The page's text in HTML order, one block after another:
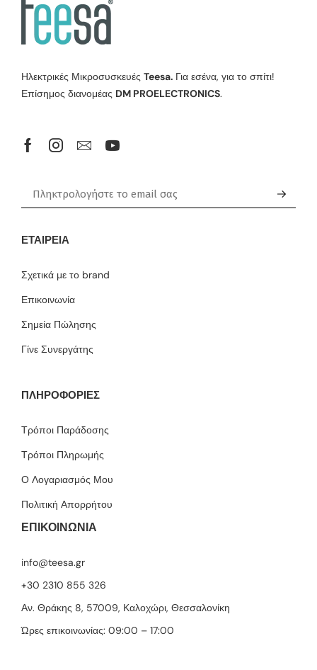
Ηλεκτρικές Μικροσυσκευές Teesa. Για εσένα, για το σπίτι!
Επίσημος διανομέας DM PROELECTRONICS.
ΕΤΑΙΡΕΊΑ
Σχετικά με το brand
Επικοινωνία
Σημεία Πώλησης
Γίνε Συνεργάτης
ΠΛΗΡΟΦΟΡΙΕΣ
Τρόποι Παράδοσης
Τρόποι Πληρωμής
Ο Λογαριασμός Μου
Πολιτική Απορρήτου
ΕΠΙΚΟΙΝΩΝΙΑ
info@teesa.gr
+30 2310 855 326
Αν. Θράκης 8, 57009, Καλοχώρι, Θεσσαλονίκη
Ώρες επικοινωνίας: 09:00 – 17:00